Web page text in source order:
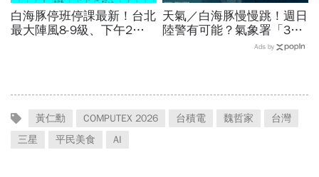
白海豚停班停課最新！台北
最大陣風8-9級、下午2點
天氣／白海豚慢慢跳！週日
陸警有可能？氣象署「3字
回應」...最新風雨預測，6
Ads by
黃仁勳 COMPUTEX 2026 台積電 魏哲家
台灣
三星
平民美食 AI